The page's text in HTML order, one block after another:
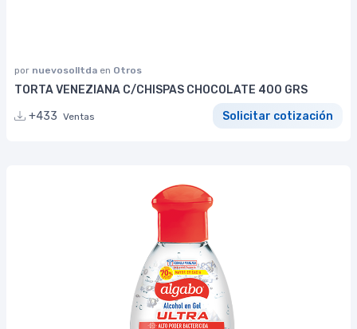
por nuevosolltda en Otros
TORTA VENEZIANA C/CHISPAS CHOCOLATE 400 GRS
+433 Ventas Solicitar cotización